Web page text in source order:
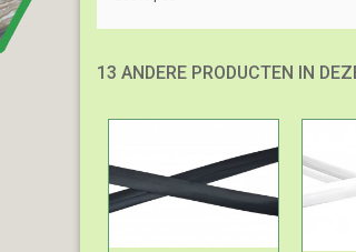
13 ANDERE PRODUCTEN IN